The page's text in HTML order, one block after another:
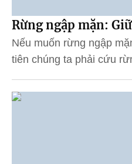
Rừng ngập mặn:
Nếu muốn rừng ngập
tiên chúng ta phải cứu